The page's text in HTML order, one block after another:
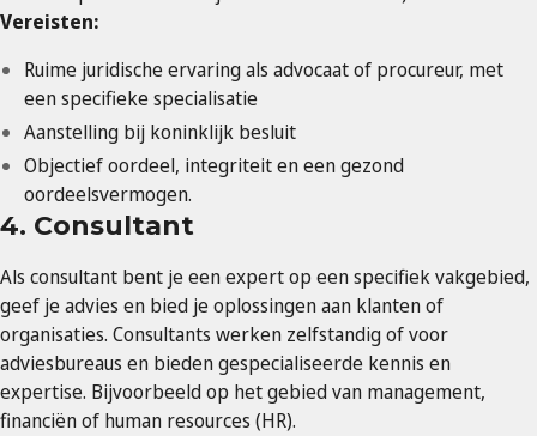
Vereisten:
Ruime juridische ervaring als advocaat of procureur, met
een specifieke specialisatie
Aanstelling bij koninklijk besluit
Objectief oordeel, integriteit en een gezond
oordeelsvermogen.
4. Consultant
Als consultant bent je een expert op een specifiek vakgebied,
geef je advies en bied je oplossingen aan klanten of
organisaties. Consultants werken zelfstandig of voor
adviesbureaus en bieden gespecialiseerde kennis en
expertise. Bijvoorbeeld op het gebied van management,
financiën of human resources (HR).